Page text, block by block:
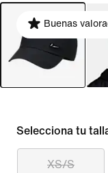
Buenas
Selecciona tu
XS/S